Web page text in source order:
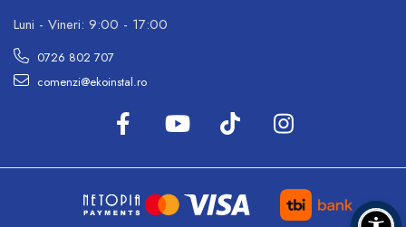
Luni - Vineri: 9:00 - 17:00
0726 802 707
comenzi@ekoinstal.ro